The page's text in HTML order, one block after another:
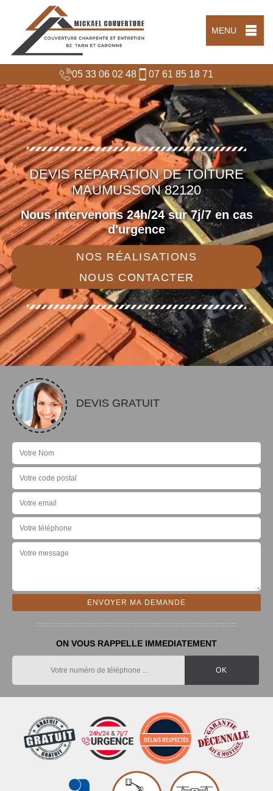
MENU
05 33 06 02 48 07 61 85 18 71
DEVIS RÉPARATION DE TOITURE
MAUMUSSON 82120
Nous intervenons 24h/24 sur 7j/7 en cas
d'urgence
NOS RÉALISATIONS
NOUS CONTACTER
DEVIS GRATUIT
ON VOUS RAPPELLE IMMEDIATEMENT